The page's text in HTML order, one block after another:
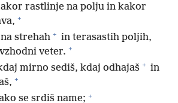
rastlinje na polju in kakor
+
strehah + in terasastih poljih,
veter. +
mirno sediš, kdaj odhajaš + in
+
se srdiš name; +